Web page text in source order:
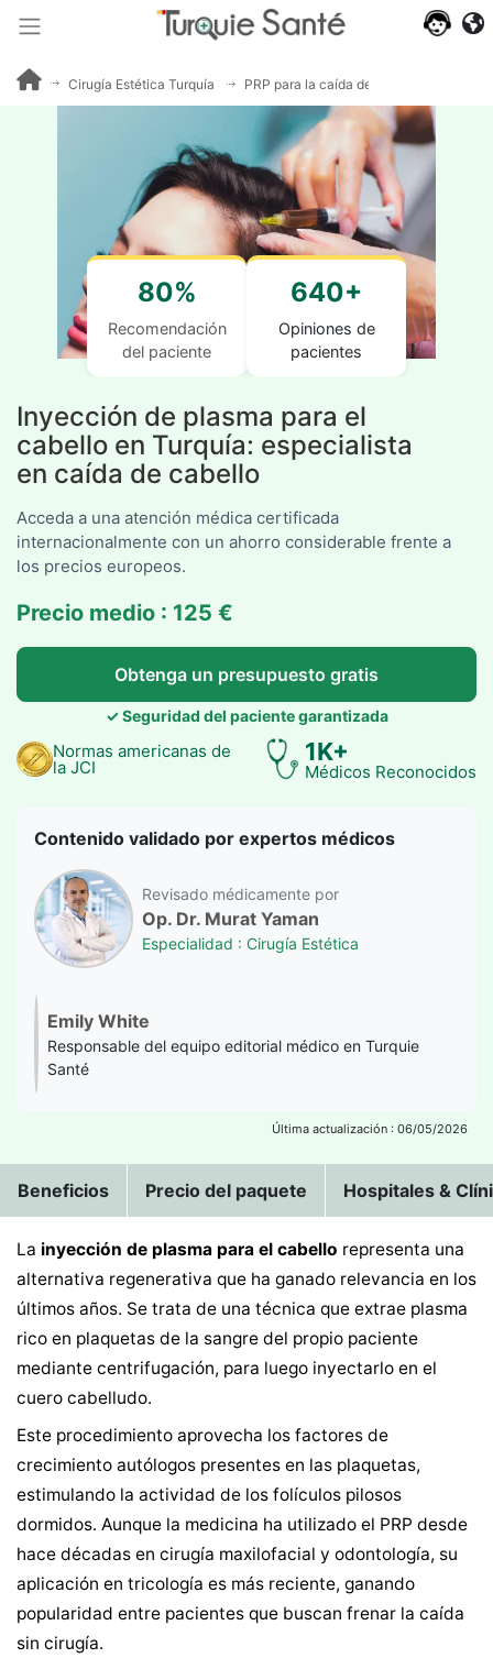
Cirugía Estética Turquía PRP para la caída del cabello
Inyección de plasma para el
cabello en Turquía: especialista
en caída de cabello
Acceda a una atención médica certificada
internacionalmente con un ahorro considerable frente a
los precios europeos.
Precio medio : 125 €
Obtenga un presupuesto gratis
✓ Seguridad del paciente garantizada
Normas americanas de
la JCI
1K+
Médicos Reconocidos
Contenido validado por expertos médicos
Revisado médicamente por
Op. Dr. Murat Yaman
Especialidad : Cirugía Estética
Emily White
Responsable del equipo editorial médico en Turquie
Santé
80%
Recomendación
del paciente
640+
Opiniones de
pacientes
Última actualización : 06/05/2026
Beneficios Precio del paquete Hospitales &
La inyección de plasma para el cabello representa una
alternativa regenerativa que ha ganado relevancia en los
últimos años. Se trata de una técnica que extrae plasma
rico en plaquetas de la sangre del propio paciente
mediante centrifugación, para luego inyectarlo en el
cuero cabelludo.
Este procedimiento aprovecha los factores de
crecimiento autólogos presentes en las plaquetas,
estimulando la actividad de los folículos pilosos
dormidos. Aunque la medicina ha utilizado el PRP desde
hace décadas en cirugía maxilofacial y odontología, su
aplicación en tricología es más reciente, ganando
popularidad entre pacientes que buscan frenar la caída
sin cirugía.